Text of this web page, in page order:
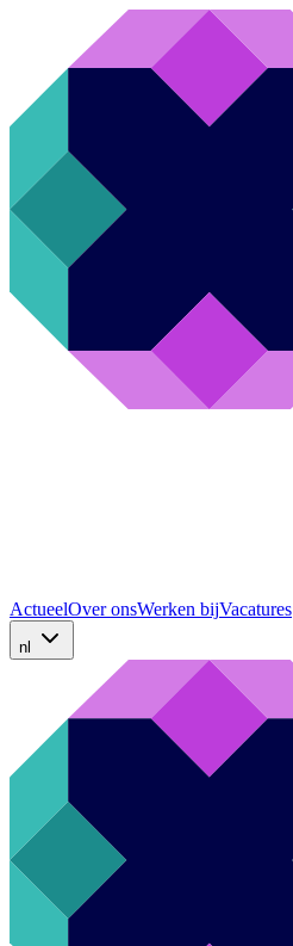
ActueelOver onsWerken bijVacatures
nl